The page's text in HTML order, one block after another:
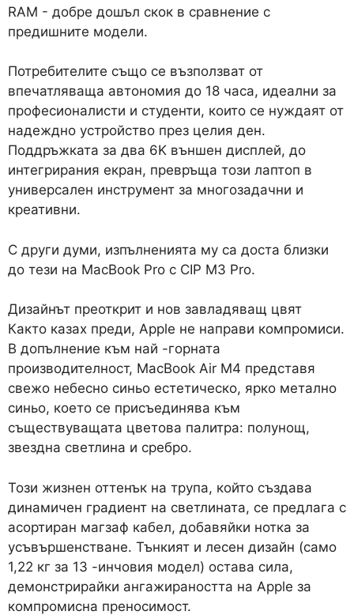
RAM - добре дошъл скок в сравнение с
предишните модели.
Потребителите също се възползват от
впечатляваща автономия до 18 часа, идеални за
професионалисти и студенти, които се нуждаят от
надеждно устройство през целия ден.
Поддръжката за два 6K външен дисплей, до
интегрирания екран, превръща този лаптоп в
универсален инструмент за многозадачни и
креативни.
С други думи, изпълненията му са доста близки
до тези на MacBook Pro с CIP M3 Pro.
Дизайнът преоткрит и нов завладяващ цвят
Както казах преди, Apple не направи компромиси.
В допълнение към най -горната
производителност, MacBook Air M4 представя
свежо небесно синьо естетическо, ярко метално
синьо, което се присъединява към
съществуващата цветова палитра: полунощ,
звездна светлина и сребро.
Този жизнен оттенък на трупа, който създава
динамичен градиент на светлината, се предлага с
асортиран магзаф кабел, добавяйки нотка за
усъвършенстване. Тънкият и лесен дизайн (само
1,22 кг за 13 -инчовия модел) остава сила,
демонстрирайки ангажираността на Apple за
компромисна преносимост.